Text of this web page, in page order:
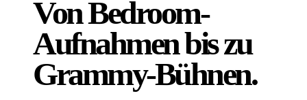
Von Bedroom-
Aufnahmen bis zu
Grammy-Bühnen.